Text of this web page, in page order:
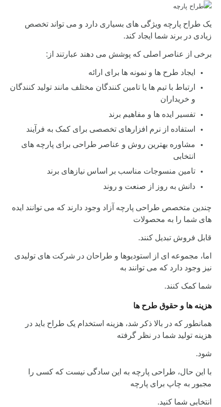
یک طراح پارچه ویژگی های بسیاری دارد و می تواند تخصص
زیادی در برند شما ایجاد کند.
برخی از عناصر اصلی که پوشش می دهند عبارتند از:
ایجاد طرح ها و نمونه ها برای ارائه
ارتباط با تیم ها یا تامین کنندگان مختلف مانند تولید کنندگان
و خریداران
تفسیر ایده ها و مفاهیم برند
استفاده از نرم افزارهای تخصصی برای کمک به فرآیند
مشاوره بهترین روش و عناصر طراحی برای پارچه های
انتخابی
تامین منسوجات مناسب بر اساس نیازهای برند
دانش به روز از صنعت و روند
چندین متخصص طراحی پارچه آزاد وجود دارند که می توانند ایده
های شما را به محصولات
قابل فروش تبدیل کنند.
اما، مجموعه ای از استودیوها و طراحان در شرکت های تولیدی
نیز وجود دارد که می توانند به
شما کمک کنند.
هزینه ها و حقوق طرح ها
همانطور که در بالا ذکر شد، هزینه استخدام یک طراح باید در
هزینه تولید شما در نظر گرفته
شود.
با این حال، طراحی پارچه به این سادگی نیست که کسی را
مجبور به چاپ برای پارچه
انتخابی شما کنید.